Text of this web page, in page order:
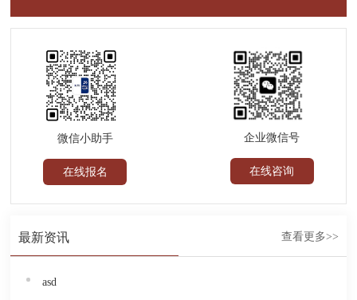
微信小助手
在线报名
企业微信号
在线咨询
最新资讯 查看更多>>
asd